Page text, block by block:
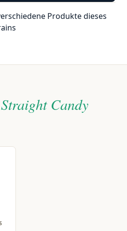
Produkte dieses
Straight Candy